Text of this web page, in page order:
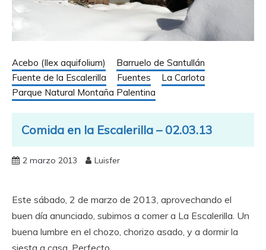
Acebo (Ilex aquifolium)
Barruelo de Santullán
Fuente de la Escalerilla
Fuentes
La Carlota
Parque Natural Montaña Palentina
Comida en la Escalerilla – 02.03.13
2 marzo 2013 Luisfer
Este sábado, 2 de marzo de 2013, aprovechando el
buen día anunciado, subimos a comer a La Escalerilla. Un
buena lumbre en el chozo, chorizo asado, y a dormir la
siesta a casa. Perfecto.